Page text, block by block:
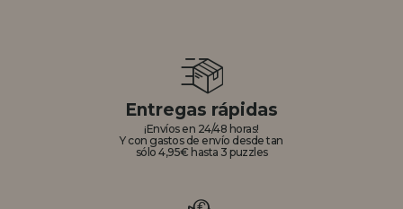
Entregas rápidas
¡Envíos en 24/48 horas!
Y con gastos de envío desde tan
sólo 4,95€ hasta 3 puzzles